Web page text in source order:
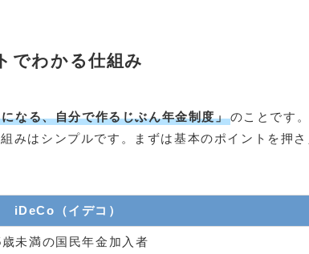
でわかる仕組み
なる、自分で作るじぶん年金制度」のことです
みはシンプルです。まずは基本のポイントを押
iDeCo（イデコ）
未満の国民年金加入者